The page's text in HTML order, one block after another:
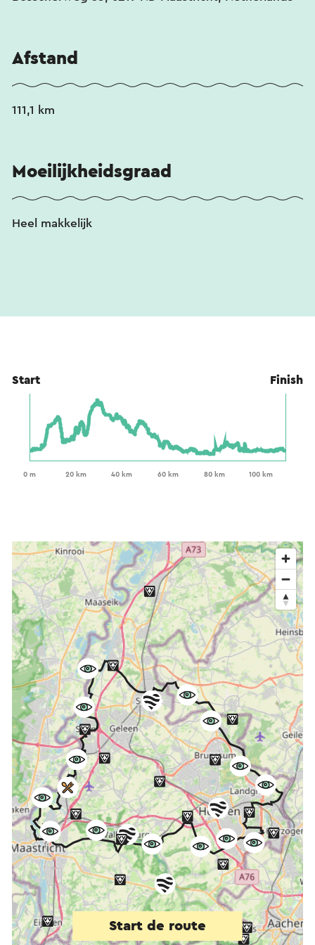
Afstand
111,1 km
Moeilijkheidsgraad
Heel makkelijk
Start Finish
Start de route